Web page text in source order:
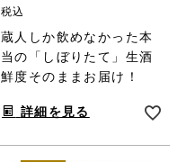
税込
蔵人しか飲めなかった本
当の「しぼりたて」生酒
鮮度そのままお届け！
詳細を見る